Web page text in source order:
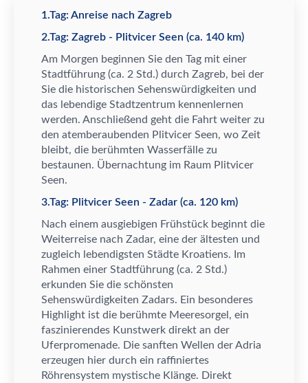
1.Tag: Anreise nach Zagreb
2.Tag: Zagreb - Plitvicer Seen (ca. 140 km)
Am Morgen beginnen Sie den Tag mit einer
Stadtführung (ca. 2 Std.) durch Zagreb, bei der
Sie die historischen Sehenswürdigkeiten und
das lebendige Stadtzentrum kennenlernen
werden. Anschließend geht die Fahrt weiter zu
den atemberaubenden Plitvicer Seen, wo Zeit
bleibt, die berühmten Wasserfä lle zu
bestaunen. Übernachtung im Raum Plitvicer
Seen.
3.Tag: Plitvicer Seen - Zadar (ca. 120 km)
Nach einem ausgiebigen Frühstück beginnt die
Weiterreise nach Zadar, eine der ä ltesten und
zugleich lebendigsten Städte Kroatiens. Im
Rahmen einer Stadtführung (ca. 2 Std.)
erkunden Sie die schönsten
Sehenswürdigkeiten Zadars. Ein besonderes
Highlight ist die berühmte Meeresorgel, ein
faszinierendes Kunstwerk direkt an der
Uferpromenade. Die sanften Wellen der Adria
erzeugen hier durch ein raffiniertes
Röhrensystem mystische Kl änge. Direkt